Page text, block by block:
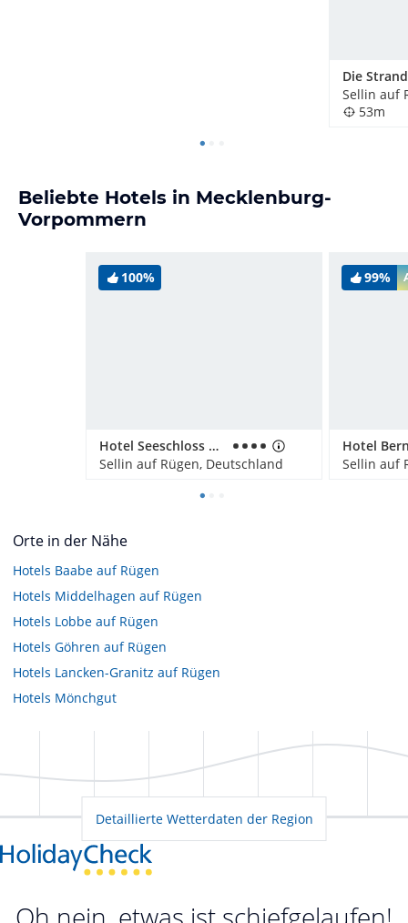
Sellin auf
53m
Beliebte Hotels in Mecklenburg-
Vorpommern
100%
Hotel Seeschloss Sellin
Sellin auf Rügen, Deutschland
99%
Sellin auf
Orte in der Nähe
Hotels Baabe auf Rügen
Hotels Middelhagen auf Rügen
Hotels Lobbe auf Rügen
Hotels Göhren auf Rügen
Hotels Lancken-Granitz auf Rügen
Hotels Mönchgut
Detaillierte Wetterdaten der Region